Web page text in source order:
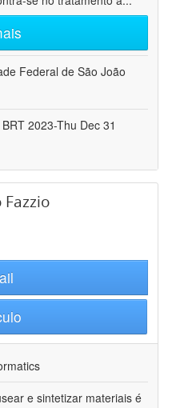
Federal de São João
2023-Thu Dec 31
e sintetizar materiais é